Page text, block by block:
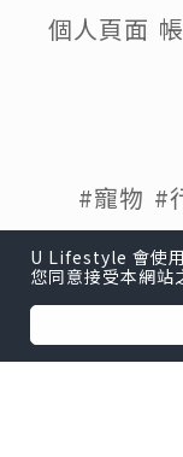
個人頁面
#寵物 #
U Lifestyle|
U Lifestyle 會使
您同意接受本網站